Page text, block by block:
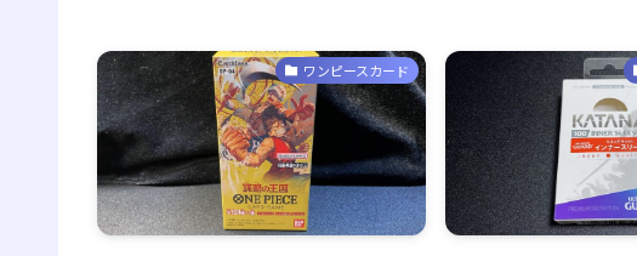
ワンピースカード